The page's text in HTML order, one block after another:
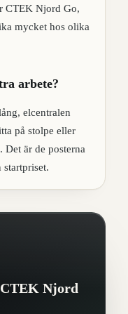
CTEK Njord Go,
mycket hos olika
arbete?
elcentralen
på stolpe eller
Det är de posterna
Njord